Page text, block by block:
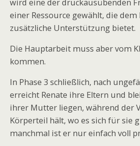
wird eine der druckausübenden
einer Ressource gewählt, die
zusätzliche Unterstützung bietet.
Die Hauptarbeit muss aber vom
kommen.
In Phase 3 schließlich, nach
erreicht Renate ihre Eltern und
ihrer Mutter liegen, während der
Körperteil hält, wo es sich für sie
manchmal ist er nur einfach voll